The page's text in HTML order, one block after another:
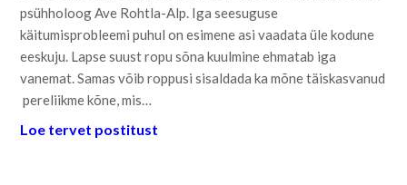
psühholoog Ave Rohtla-Alp. Iga seesuguse
käitumisprobleemi puhul on esimene asi vaadata üle kodune
eeskuju. Lapse suust ropu sõna kuulmine ehmatab iga
vanemat. Samas võib roppusi sisaldada ka mõne täiskasvanud
pereliikme kõne, mis…
Loe tervet postitust